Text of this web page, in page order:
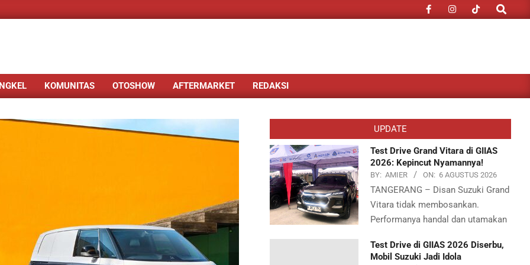
Search
KOMUNITAS OTOSHOW AFTERMARKET REDAKSI
UPDATE
Test Drive Grand Vitara di GIIAS
2026: Kepincut Nyamannya!
BY: AMIER ON: 6 AGUSTUS 2026
TANGERANG – Disan Suzuki Grand
Vitara tidak membosankan.
Performanya handal dan utamakan
Test Drive di GIIAS 2026 Diserbu,
Mobil Suzuki Jadi Idola